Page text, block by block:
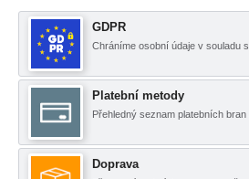
GDPR
Chráníme osobní údaje v souladu
Platební metody
Přehledný seznam platebních
Doprava